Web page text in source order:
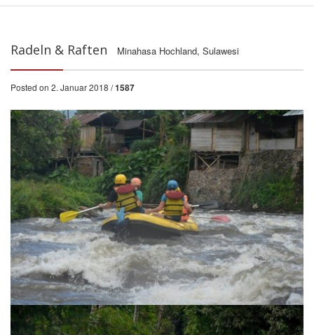
Radeln & Raften Minahasa Hochland, Sulawesi
Posted on 2. Januar 2018 /1587